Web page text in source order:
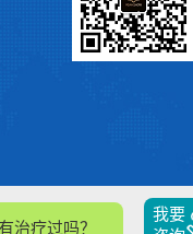
治疗过吗？
我要